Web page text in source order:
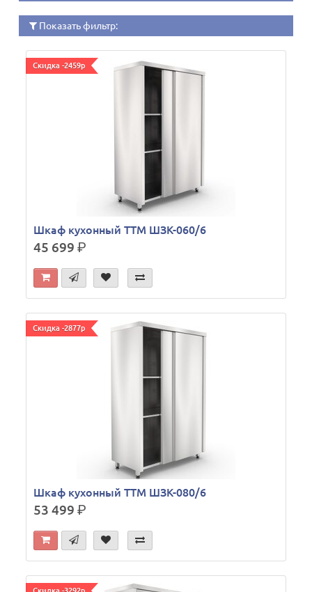
Показать фильтр:
Скидка -2459р
Шкаф кухонный ТТМ ШЗК-060/6
45 699р.
Скидка -2877р
Шкаф кухонный ТТМ ШЗК-080/6
53 499р.